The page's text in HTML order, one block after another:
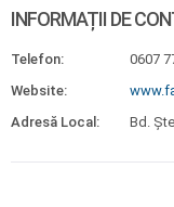
INFORMAȚII DE
Telefon:
0607
Website:
Adresă Local:
Bd.